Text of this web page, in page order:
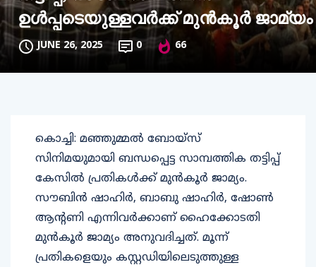
ഉള്‍പ്പടെയുള്ളവര്‍ക്ക് മുന്‍കൂര്‍ ജാമ്യം
JUNE 26, 2025 0 66
കൊച്ചി: മഞ്ഞുമ്മല്‍ ബോയ്‌സ്
സിനിമയുമായി ബന്ധപ്പെട്ട സാമ്പത്തിക തട്ടിപ്പ്
കേസില്‍ പ്രതികള്‍ക്ക് മുന്‍കൂര്‍ ജാമ്യം.
സൗബിന്‍ ഷാഹിര്‍, ബാബു ഷാഹിര്‍, ഷോണ്‍
ആന്റണി എന്നിവര്‍ക്കാണ് ഹൈക്കോടതി
മുന്‍കൂര്‍ ജാമ്യം അനുവദിച്ചത്. മൂന്ന്
പ്രതികളെയും കസ്റ്റഡിയിലെടുത്തുള്ള